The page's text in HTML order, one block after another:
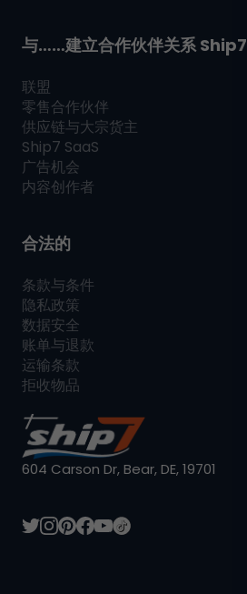
与……建立合作伙伴关系Ship7
联盟
零售合作伙伴
供应链与大宗货主
Ship7 SaaS
广告机会
内容创作者
合法的
条款与条件
隐私政策
数据安全
账单与退款
运输条款
拒收物品
604 Carson Dr, Bear, DE, 19701